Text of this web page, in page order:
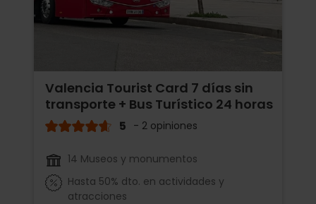
Valencia Tourist Card 7 días sin
transporte + Bus Turístico 24 horas
5 - 2 opiniones
14 Museos y monumentos
Hasta 50% dto. en actividades y
atracciones